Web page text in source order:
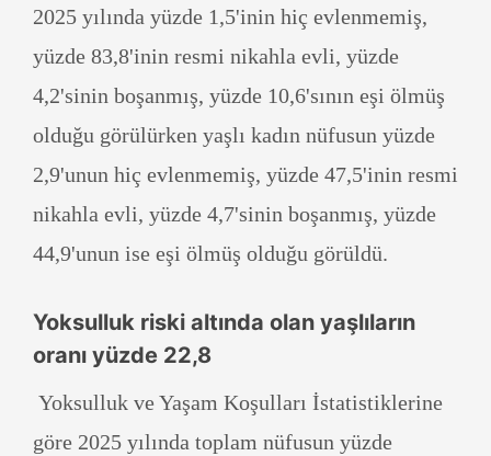
2025 yılında yüzde 1,5'inin hiç evlenmemiş,
yüzde 83,8'inin resmi nikahla evli, yüzde
4,2'sinin boşanmış, yüzde 10,6'sının eşi ölmüş
olduğu görülürken yaşlı kadın nüfusun yüzde
2,9'unun hiç evlenmemiş, yüzde 47,5'inin resmi
nikahla evli, yüzde 4,7'sinin boşanmış, yüzde
44,9'unun ise eşi ölmüş olduğu görüldü.
Yoksulluk riski altında olan yaşlıların
oranı yüzde 22,8
Yoksulluk ve Yaşam Koşulları İstatistiklerine
göre 2025 yılında toplam nüfusun yüzde